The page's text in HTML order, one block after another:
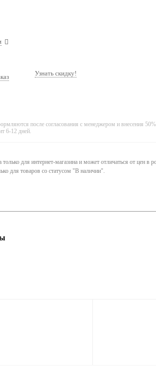
Узнать скидку!
после согласования с менеджером и внесения
6-12 дней.
только для интернет-магазина и может отличаться от цен в
для товаров со статусом "В наличии".